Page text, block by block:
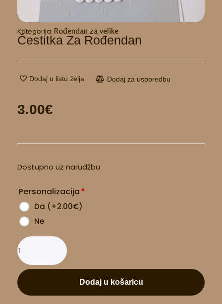
Kategorija: Rođendan za velike
Čestitka Za Rođendan
Dodaj u listu želja Dodaj za usporedbu
3.00€
Dostupno uz narudžbu
Personalizacija*
Da (+2.00€)
Ne
za
količina
Dodaj u košaricu